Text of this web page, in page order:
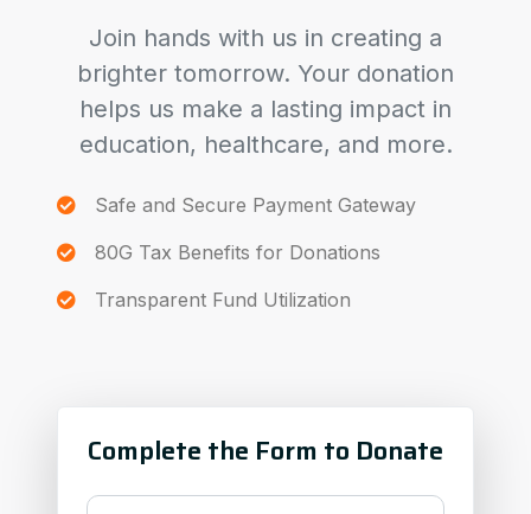
Join hands with us in creating a
brighter tomorrow. Your donation
helps us make a lasting impact in
education, healthcare, and more.
Safe and Secure Payment Gateway
80G Tax Benefits for Donations
Transparent Fund Utilization
Complete the Form to Donate